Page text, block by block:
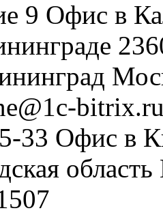
9 Офис в
33 Офис в
область